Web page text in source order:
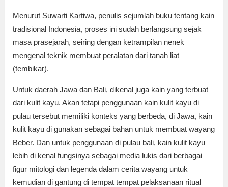
Menurut Suwarti Kartiwa, penulis sejumlah buku tentang kain
tradisional Indonesia, proses ini sudah berlangsung sejak
masa prasejarah, seiring dengan ketrampilan nenek
mengenal teknik membuat peralatan dari tanah liat
(tembikar).
Untuk daerah Jawa dan Bali, dikenal juga kain yang terbuat
dari kulit kayu. Akan tetapi penggunaan kain kulit kayu di
pulau tersebut memiliki konteks yang berbeda, di Jawa, kain
kulit kayu di gunakan sebagai bahan untuk membuat wayang
Beber. Dan untuk penggunaan di pulau bali, kain kulit kayu
lebih di kenal fungsinya sebagai media lukis dari berbagai
figur mitologi dan legenda dalam cerita wayang untuk
kemudian di gantung di tempat tempat pelaksanaan ritual